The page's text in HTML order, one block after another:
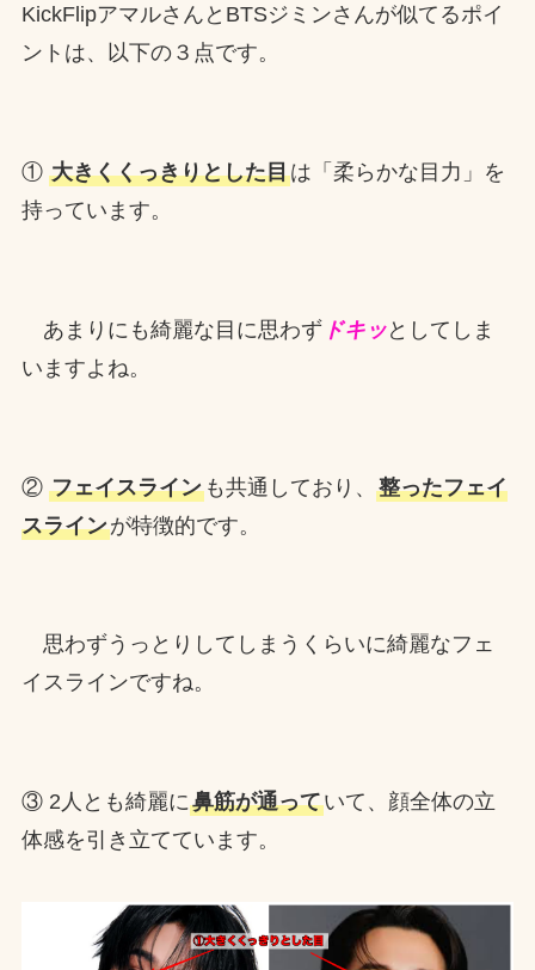
KickFlipアマルさんとBTSジミンさんが似てるポイ
ントは、以下の３点です。
① 大きくくっきりとした目は「柔らかな目力」を
持っています。
あまりにも綺麗な目に思わずドキッとしてしま
いますよね。
② フェイスラインも共通しており、 整ったフェイ
スラインが特徴的です。
思わずうっとりしてしまうくらいに綺麗なフェ
イスラインですね。
③ 2人とも綺麗に鼻筋が通っていて、顔全体の立
体感を引き立てています。